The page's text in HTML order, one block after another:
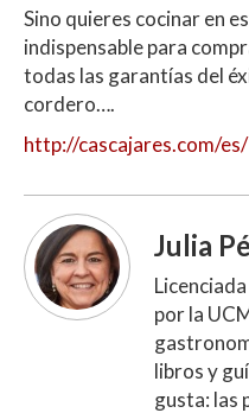
Sino quieres cocinar en
indispensable para
todas las garantías del
cordero….
http://cascajares.com/es/
Julia
por la
libros y
gusta: las